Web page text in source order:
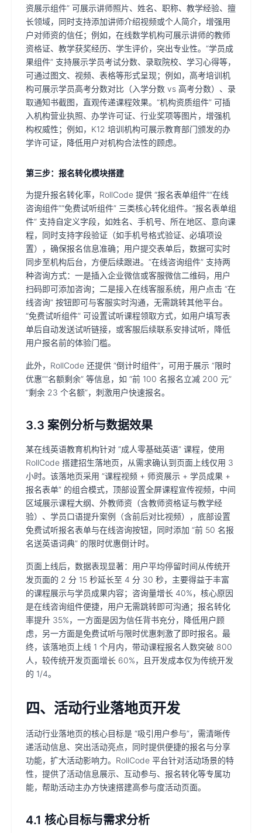
资展示组件” 可展示讲师照片、姓名、职称、教学经验、擅
长领域，同时支持添加讲师介绍视频或个人简介，增强用
户对师资的信任；例如，在线数学机构可展示讲师的教师
资格证、教学获奖经历、学生评价，突出专业性。“学员成
果组件” 支持展示学员考试分数、录取院校、学习心得等，
可通过图文、视频、表格等形式呈现；例如，高考培训机
构可展示学员高考分数对比（入学分数 vs 高考分数）、录
取通知书截图，直观传递课程效果。“机构资质组件” 可插
入机构营业执照、办学许可证、行业奖项等图片，增强机
构权威性；例如，K12 培训机构可展示教育部门颁发的办
学许可证，降低用户对机构合法性的顾虑。
第三步：报名转化模块搭建
为提升报名转化率，RollCode 提供 “报名表单组件”“在线
咨询组件”“免费试听组件” 三类核心转化组件。“报名表单组
件” 支持自定义字段，如姓名、手机号、所在地区、意向课
程，同时支持字段验证（如手机号格式验证、必填项设
置），确保报名信息准确；用户提交表单后，数据可实时
同步至机构后台，方便后续跟进。“在线咨询组件” 支持两
种咨询方式：一是插入企业微信或客服微信二维码，用户
扫码即可添加咨询；二是接入在线客服系统，用户点击 “在
线咨询” 按钮即可与客服实时沟通，无需跳转其他平台。
“免费试听组件” 可设置试听课程领取方式，如用户填写表
单后自动发送试听链接，或客服后续联系安排试听，降低
用户报名前的体验门槛。
此外，RollCode 还提供 “倒计时组件”，可用于展示 “限时
优惠”“名额剩余” 等信息，如 “前 100 名报名立减 200 元”
“剩余 23 个名额”，刺激用户快速报名。
3.3 案例分析与数据效果
某在线英语教育机构针对 “成人零基础英语” 课程，使用
RollCode 搭建招生落地页，从需求确认到页面上线仅用 3
小时。该落地页采用 “课程视频 + 师资展示 + 学员成果 +
报名表单” 的组合模式，顶部设置全屏课程宣传视频，中间
区域展示课程大纲、外教师资（含教师资格证与教学经
验）、学员口语提升案例（含前后对比视频），底部设置
免费试听报名表单与在线咨询按钮，同时添加 “前 50 名报
名送英语词典” 的限时优惠倒计时。
页面上线后，数据表现显著：用户平均停留时间从传统开
发页面的 2 分 15 秒延长至 4 分 30 秒，主要得益于丰富
的课程展示与学员成果内容；咨询量增长 40%，核心原因
是在线咨询组件便捷，用户无需跳转即可沟通；报名转化
率提升 35%，一方面是因为信任背书充分，降低用户顾
虑，另一方面是免费试听与限时优惠刺激了即时报名。最
终，该落地页上线 1 个月内，带动课程报名人数突破 800
人，较传统开发页面增长 60%，且开发成本仅为传统开发
的 1/4。
四、活动行业落地页开发
活动行业落地页的核心目标是 “吸引用户参与”，需清晰传
递活动信息、突出活动亮点，同时提供便捷的报名与分享
功能，扩大活动影响力。RollCode 平台针对活动场景的特
性，提供了活动信息展示、互动参与、报名转化等专属功
能，帮助活动主办方快速搭建高参与度活动页面。
4.1 核心目标与需求分析